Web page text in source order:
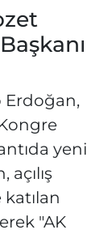
Erdoğan,
yeni
açılış
"AK